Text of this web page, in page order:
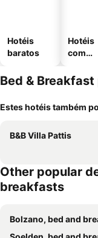
Hotéis
baratos
Hotéis
com
Bed &
Estes hotéis também
B&B Villa Pattis
Other popular
breakfasts
Bolzano, bed and